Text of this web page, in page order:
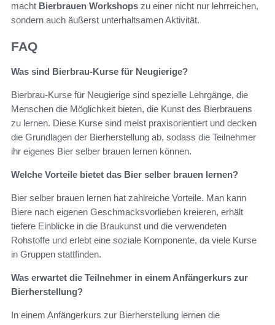
macht Bierbrauen Workshops zu einer nicht nur lehrreichen,
sondern auch äußerst unterhaltsamen Aktivität.
FAQ
Was sind Bierbrau-Kurse für Neugierige?
Bierbrau-Kurse für Neugierige sind spezielle Lehrgänge, die
Menschen die Möglichkeit bieten, die Kunst des Bierbrauens
zu lernen. Diese Kurse sind meist praxisorientiert und decken
die Grundlagen der Bierherstellung ab, sodass die Teilnehmer
ihr eigenes Bier selber brauen lernen können.
Welche Vorteile bietet das Bier selber brauen lernen?
Bier selber brauen lernen hat zahlreiche Vorteile. Man kann
Biere nach eigenen Geschmacksvorlieben kreieren, erhält
tiefere Einblicke in die Braukunst und die verwendeten
Rohstoffe und erlebt eine soziale Komponente, da viele Kurse
in Gruppen stattfinden.
Was erwartet die Teilnehmer in einem Anfängerkurs zur
Bierherstellung?
In einem Anfängerkurs zur Bierherstellung lernen die